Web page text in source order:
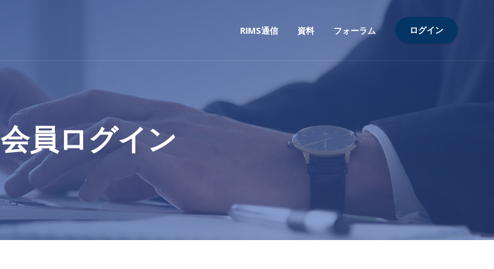
RIMS通信 資料 フォーラム ログイン
会員ログイン